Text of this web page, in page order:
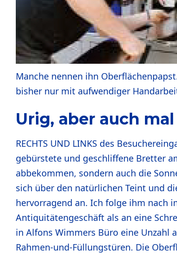
Manche nennen ihn
bisher nur mit aufwendiger
Urig, aber auch
RECHTS UND LINKS des
gebürstete und geschliffene Bretter
abbekommen, sondern auch die
sich über den natürlichen Teint und
hervorragend an. Ich folge ihm nach
Antiquitätengeschäft als an eine
in Alfons Wimmers Büro eine Unzahl
Rahmen-und-Füllungstüren. Die